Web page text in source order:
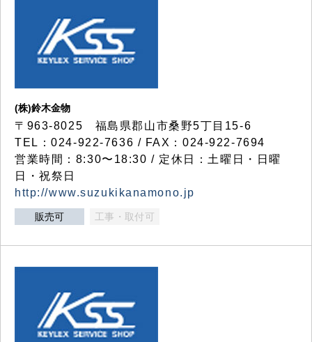
(株)鈴木金物
〒963-8025 福島県郡山市桑野5丁目15-6
TEL：024-922-7636 / FAX：024-922-7694
営業時間：8:30〜18:30 / 定休日：土曜日・日曜
日・祝祭日
http://www.suzukikanamono.jp
販売可 工事・取付可